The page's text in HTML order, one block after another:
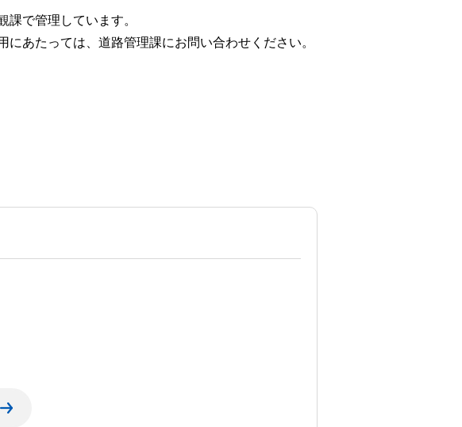
で管理しています。
あたっては、道路管理課にお問い合わせください。